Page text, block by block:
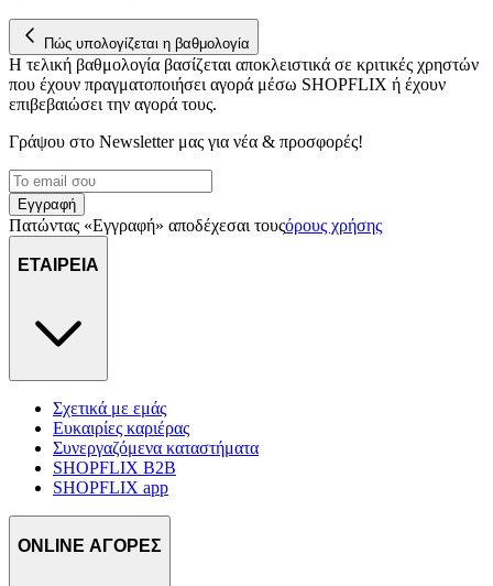
στη συσκευή σας, με σκοπό την προβολή εξατομικευμένων
διαφημίσεων και περιεχομένου, τις μετρήσεις σχετικά με
διαφημίσεις και περιεχόμενο, την καλύτερη εικόνα του κοινού
μας και την ανάπτυξη προϊόντων. Επίσης, κοινοποιούμε
πληροφορίες σχετικά με την από μέρους σας χρήση της
τοποθεσίας μας στους συνεργάτες μέσων κοινωνικής
δικτύωσης, διαφημίσεων και ανάλυσης.
Πώς υπολογίζεται η βαθμολογία
Η τελική βαθμολογία βασίζεται αποκλειστικά σε κριτικές χρηστών
που έχουν πραγματοποιήσει αγορά μέσω SHOPFLIX ή έχουν
επιβεβαιώσει την αγορά τους.
Γράψου στο Νewsletter μας για νέα & προσφορές!
Εγγραφή
Πατώντας «Εγγραφή» αποδέχεσαι τουςόρους χρήσης
ΕΤΑΙΡΕΙΑ
Σχετικά με εμάς
Ευκαιρίες καριέρας
Συνεργαζόμενα καταστήματα
SHOPFLIX B2B
SHOPFLIX app
ONLINE ΑΓΟΡΕΣ